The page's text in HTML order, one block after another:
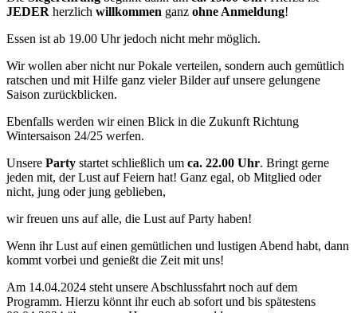
JEDER herzlich willkommen ganz ohne Anmeldung!
Essen ist ab 19.00 Uhr jedoch nicht mehr möglich.
Wir wollen aber nicht nur Pokale verteilen, sondern auch gemütlich
ratschen und mit Hilfe ganz vieler Bilder auf unsere gelungene
Saison zurückblicken.
Ebenfalls werden wir einen Blick in die Zukunft Richtung
Wintersaison 24/25 werfen.
Unsere Party startet schließlich um ca. 22.00 Uhr. Bringt gerne
jeden mit, der Lust auf Feiern hat! Ganz egal, ob Mitglied oder
nicht, jung oder jung geblieben,
wir freuen uns auf alle, die Lust auf Party haben!
Wenn ihr Lust auf einen gemütlichen und lustigen Abend habt, dann
kommt vorbei und genießt die Zeit mit uns!
Am 14.04.2024 steht unsere Abschlussfahrt noch auf dem
Programm. Hierzu könnt ihr euch ab sofort und bis spätestens